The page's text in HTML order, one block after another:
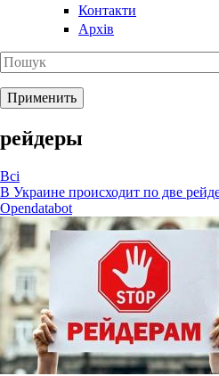
Контакти
Архів
рейдеры
Всі
В Украине происходит по две
Opendatabot